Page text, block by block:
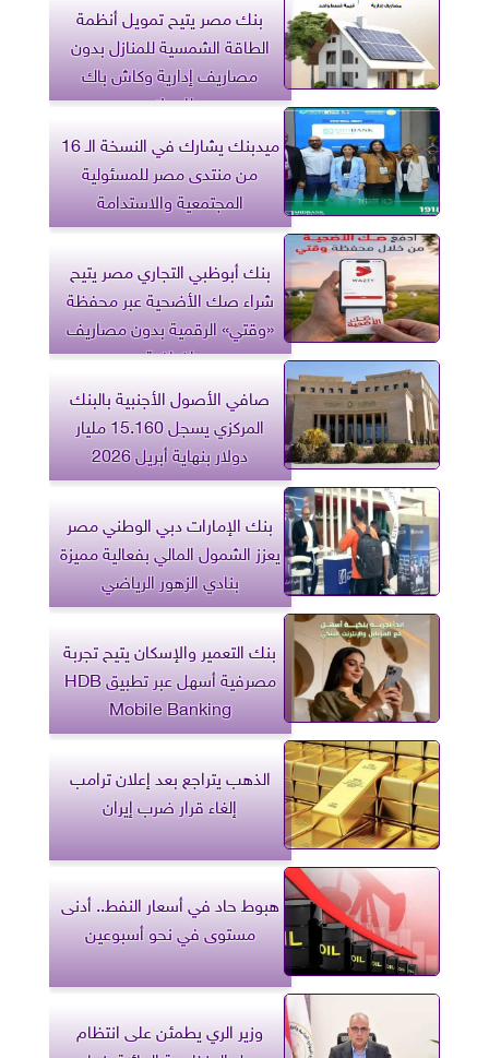
بنك مصر يتيح تمويل أنظمة
الطاقة الشمسية للمنازل بدون
مصاريف إدارية وكاش باك
للعملاء
ميدبنك يشارك في النسخة الـ 16
من منتدى مصر للمسئولية
المجتمعية والاستدامة
بنك أبوظبي التجاري مصر يتيح
شراء صك الأضحية عبر محفظة
«وقتي» الرقمية بدون مصاريف
إضافية
صافي الأصول الأجنبية بالبنك
المركزي يسجل 15.160 مليار
دولار بنهاية أبريل 2026
بنك الإمارات دبي الوطني مصر
يعزز الشمول المالي بفعالية مميزة
بنادي الزهور الرياضي
بنك التعمير والإسكان يتيح تجربة
مصرفية أسهل عبر تطبيق HDB
Mobile Banking
الذهب يتراجع بعد إعلان ترامب
إلغاء قرار ضرب إيران
هبوط حاد في أسعار النفط.. أدنى
مستوى في نحو أسبوعين
وزير الري يطمئن على انتظام